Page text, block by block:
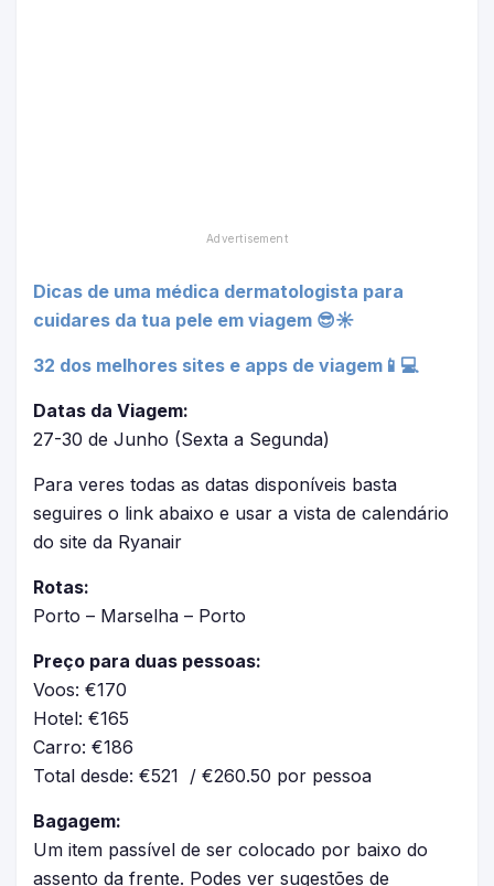
Dicas de uma médica dermatologista para
cuidares da tua pele em viagem 😎☀
32 dos melhores sites e apps de viagem📱💻
Datas da Viagem:
27-30 de Junho (Sexta a Segunda)
Para veres todas as datas disponíveis basta
seguires o link abaixo e usar a vista de calendário
do site da Ryanair
Rotas:
Porto – Marselha – Porto
Preço para duas pessoas:
Voos: €170
Hotel: €165
Carro: €186
Total desde: €521 / €260.50 por pessoa
Bagagem:
Um item passível de ser colocado por baixo do
assento da frente. Podes ver sugestões de